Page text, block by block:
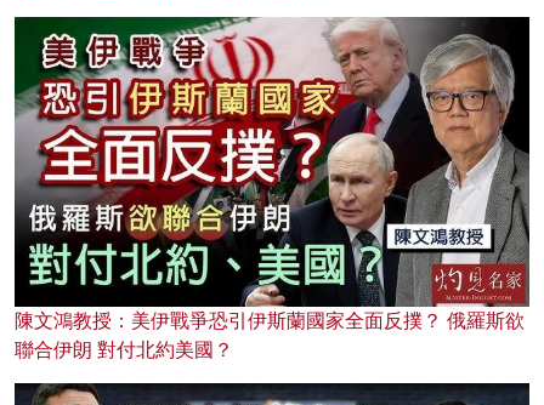
陳文鴻教授：美伊戰爭恐引伊斯蘭國家全面反撲？ 俄羅斯欲
聯合伊朗 對付北約美國？